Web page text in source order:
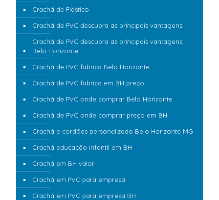
Crachá de Plástico
Crachá de PVC descubra as principais vantagens
Crachá de PVC descubra as principais vantagens
Belo Horizonte
Crachá de PVC fabrica Belo Horizonte
Crachá de PVC fabrica em BH preço
Crachá de PVC onde comprar Belo Horizonte
Crachá de PVC onde comprar preço em BH
Crachá e cordões personalizado Belo Horizonte MG
Crachá educação infantil em BH
Crachá em BH valor
Crachá em PVC para empresa
Crachá em PVC para empresa BH